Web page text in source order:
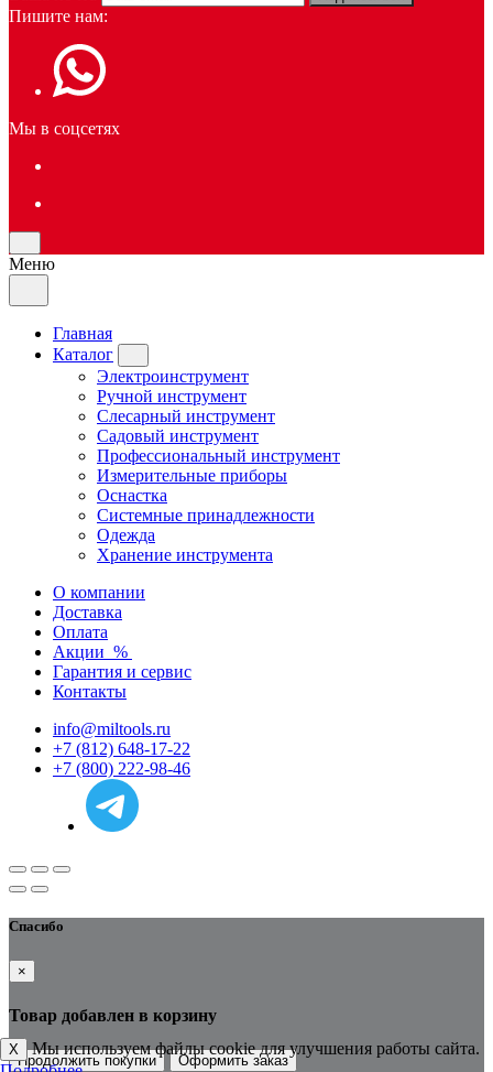
X
Мы используем файлы cookie для улучшения работы сайта.
Пишите нам:
Мы в соцсетях
Меню
Главная
Каталог
Электроинструмент
Ручной инструмент
Слесарный инструмент
Садовый инструмент
Профессиональный инструмент
Измерительные приборы
Оснастка
Системные принадлежности
Одежда
Хранение инструмента
О компании
Доставка
Оплата
Акции %
Гарантия и сервис
Контакты
info@miltools.ru
+7 (812) 648-17-22
+7 (800) 222-98-46
Спасибо
×
Товар добавлен в корзину
Продолжить покупки Оформить заказ